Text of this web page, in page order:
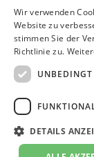
Bibliothek –
Wir verwenden
Website zu
stimmen Sie der
Richtlinie zu.
UNBEDINGT
DETAILS